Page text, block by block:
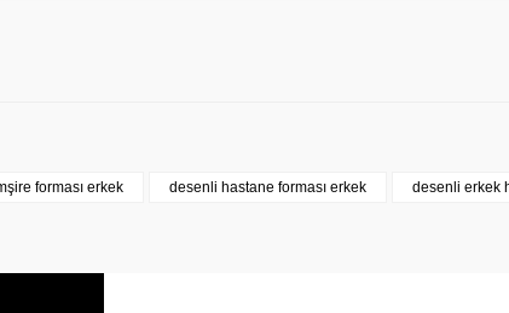
İstiyor Musunuz?
forması erkek desenli hastane forması erkek desenli erkek